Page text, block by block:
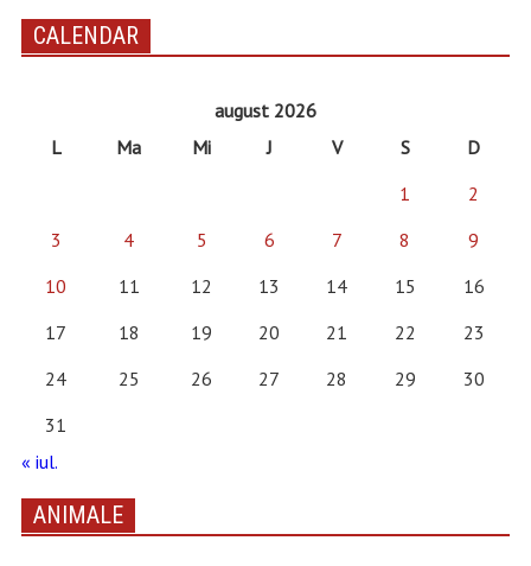
CALENDAR
august 2026
L
Ma Mi J V S
D
1
2
3
4 5 6 7 8
9
10
11 12 13 14 15
16
17
18 19 20 21 22
23
24
25 26 27 28 29
30
31
« iul.
ANIMALE